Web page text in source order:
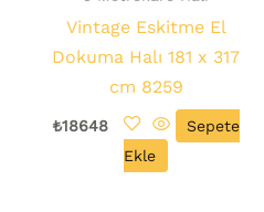
Vintage Eskitme El
Dokuma Halı 181 x 317
cm 8259
₺18648
Sepete
Ekle